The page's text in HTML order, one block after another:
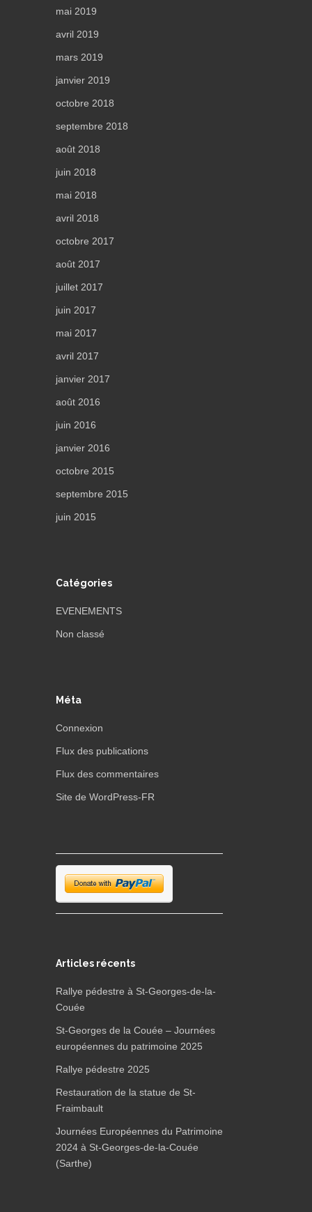
mai 2019
avril 2019
mars 2019
janvier 2019
octobre 2018
septembre 2018
août 2018
juin 2018
mai 2018
avril 2018
octobre 2017
août 2017
juillet 2017
juin 2017
mai 2017
avril 2017
janvier 2017
août 2016
juin 2016
janvier 2016
octobre 2015
septembre 2015
juin 2015
Catégories
EVENEMENTS
Non classé
Méta
Connexion
Flux des publications
Flux des commentaires
Site de WordPress-FR
Articles récents
Rallye pédestre à St-Georges-de-la-
Couée
St-Georges de la Couée – Journées
européennes du patrimoine 2025
Rallye pédestre 2025
Restauration de la statue de St-
Fraimbault
Journées Européennes du Patrimoine
2024 à St-Georges-de-la-Couée
(Sarthe)